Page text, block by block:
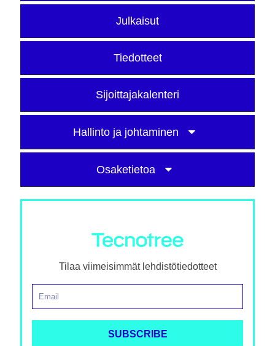
Julkaisut
Tiedotteet
Sijoittajakalenteri
Hallinto ja johtaminen
Osaketietoa
Tilaa viimeisimmät lehdistötiedotteet